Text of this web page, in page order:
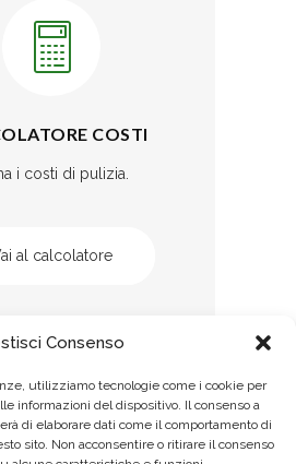
Consenso
utilizziamo tecnologie come i cookie per
informazioni del dispositivo. Il consenso a
di elaborare dati come il comportamento di
sito. Non acconsentire o ritirare il consenso
COSTI
i costi di pulizia.
al calcolatore